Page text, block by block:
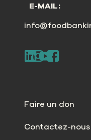
E-MAIL:
Faire un don
Contactez-nous